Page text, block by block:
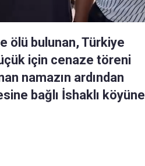
ölü bulunan, Türkiye
için cenaze töreni
namazın ardından
bağlı İshaklı köyüne